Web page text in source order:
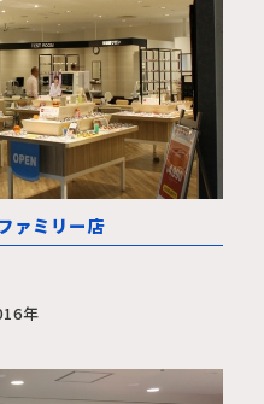
ミリー店
年